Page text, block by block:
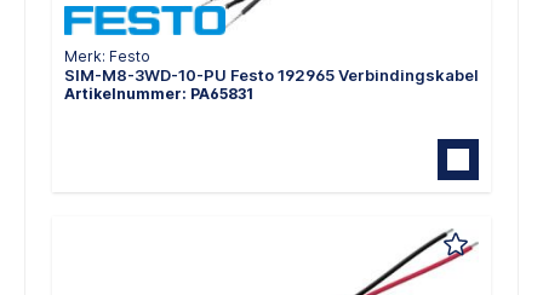
Merk: Festo
SIM-M8-3WD-10-PU Festo 192965 Verbindingskabel
Artikelnummer: PA65831